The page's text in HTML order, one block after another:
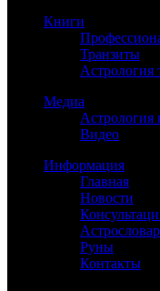
Книги
Транзиты
Астрология
Медиа
Астрология
Видео
Информация
Главная
Новости
Руны
Контакты